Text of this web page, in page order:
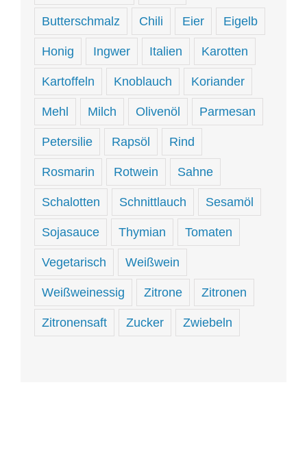
Butterschmalz Chili Eier Eigelb
Honig Ingwer Italien Karotten
Kartoffeln Knoblauch Koriander
Mehl Milch Olivenöl Parmesan
Petersilie Rapsöl Rind
Rosmarin Rotwein Sahne
Schalotten Schnittlauch Sesamöl
Sojasauce Thymian Tomaten
Vegetarisch Weißwein
Weißweinessig Zitrone Zitronen
Zitronensaft Zucker Zwiebeln